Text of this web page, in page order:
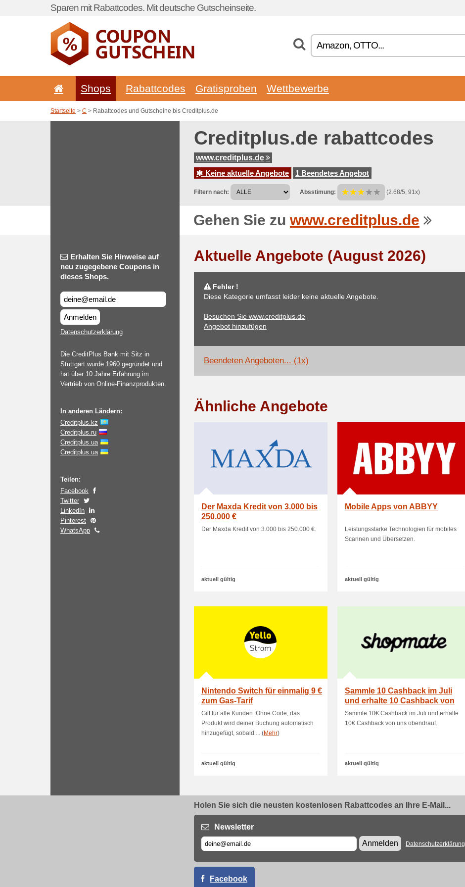
Sparen mit Rabattcodes. Mit deutsche Gutscheinseite.
Shops Rabattcodes Gratisproben Wettbewerbe
Startseite > C > Rabattcodes und Gutscheine bis Creditplus.de
Creditplus.de rabattcodes
www.creditplus.de
Keine aktuelle Angebote
1 Beendetes Angebot
Filtern nach: Absstimung: (2.68/5, 91x)
Gehen Sie zu www.creditplus.de
Erhalten Sie Hinweise auf
neu zugegebene Coupons in
dieses Shops.
Anmelden
Datenschutzerklärung
Die CreditPlus Bank mit Sitz in
Stuttgart wurde 1960 gegründet und
hat über 10 Jahre Erfahrung im
Vertrieb von Online-Finanzprodukten.
In anderen Ländern:
Creditplus.kz
Creditplus.ru
Creditplus.ua
Creditplus.ua
Teilen:
Facebook
Twitter
LinkedIn
Pinterest
WhatsApp
Aktuelle Angebote (August 2026)
Fehler !
Diese Kategorie umfasst leider keine aktuelle Angebote.
Besuchen Sie www.creditplus.de
Angebot hinzufügen
Beendeten Angeboten... (1x)
Ähnliche Angebote
Der Maxda Kredit von 3.000 bis
250.000 €
Der Maxda Kredit von 3.000 bis 250.000 €.
aktuell gültig
Mobile Apps von ABBYY
Leistungsstarke Technologien für mobiles
Scannen und Übersetzen.
aktuell gültig
Nintendo Switch für einmalig 9 €
zum Gas-Tarif
Gilt für alle Kunden. Ohne Code, das
Produkt wird deiner Buchung automatisch
hinzugefügt, sobald ... (Mehr)
aktuell gültig
Sammle 10 Cashback im Juli
und erhalte 10 Cashback von
uns obendr.
Sammle 10€ Cashback im Juli und erhalte
10€ Cashback von uns obendrauf.
aktuell gültig
Holen Sie sich die neusten kostenlosen Rabattcodes an Ihre E-Mail...
Newsletter
Anmelden
Datenschutzerklärung
Facebook